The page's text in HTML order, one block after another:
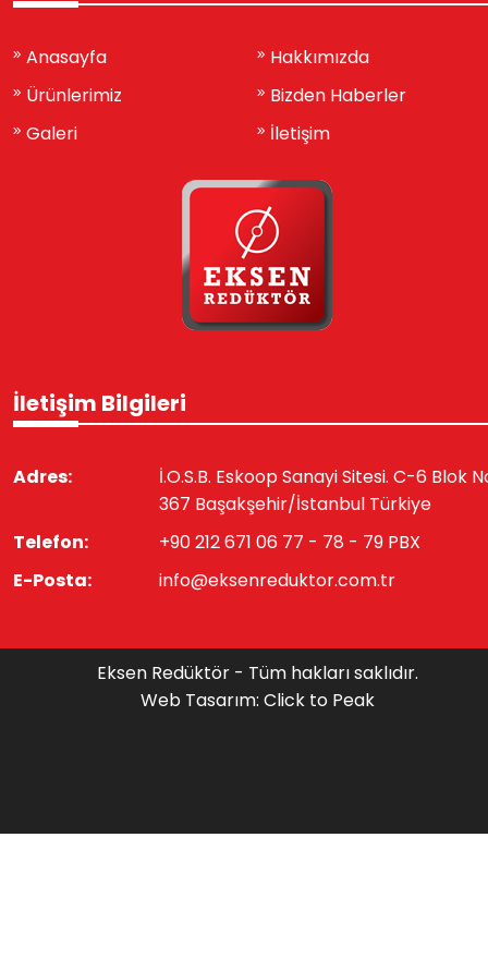
Anasayfa
Hakkımızda
Ürünlerimiz
Bizden Haberler
Galeri
İletişim
İletişim Bilgileri
Adres:
İ.O.S.B. Eskoop Sanayi Sitesi. C-6 Blok
367 Başakşehir/İstanbul Türkiye
Telefon:
+90 212 671 06 77 - 78 - 79 PBX
E-Posta:
info@eksenreduktor.com.tr
Eksen Redüktör - Tüm hakları saklıdır.
Web Tasarım: Click to Peak